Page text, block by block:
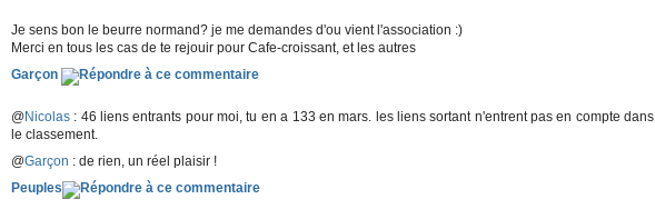
Je sens bon le beurre normand? je me demandes d'ou vient l'association :)
Merci en tous les cas de te rejouir pour Cafe-croissant, et les autres
Garçon
@Nicolas : 46 liens entrants pour moi, tu en a 133 en mars. les liens sortant n'entrent pas en compte dans
le classement.
@Garçon : de rien, un réel plaisir !
Peuples